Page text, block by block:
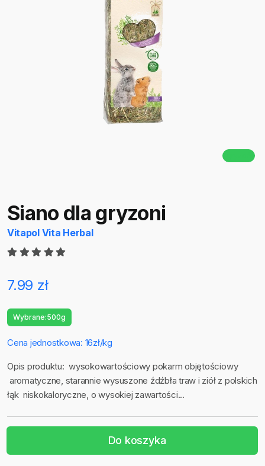
Siano dla gryzoni
Vitapol Vita Herbal
7.99 zł
Wybrane:500g
Cena jednostkowa: 16zł/kg
Opis produktu: wysokowartościowy pokarm objętościowy
aromatyczne, starannie wysuszone źdźbła traw i ziół z polskich
łąk niskokaloryczne, o wysokiej zawartości...
Do koszyka